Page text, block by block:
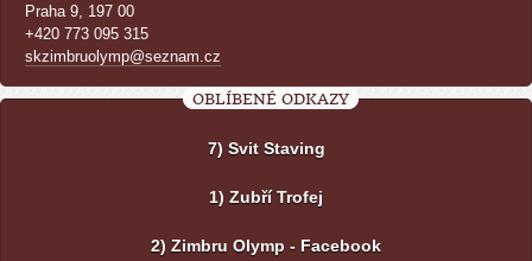
Praha 9, 197 00
+420 773 095 315
skzimbruolymp@seznam.cz
OBLÍBENÉ ODKAZY
7) Svit Staving
1) Zubří Trofej
2) Zimbru Olymp - Facebook